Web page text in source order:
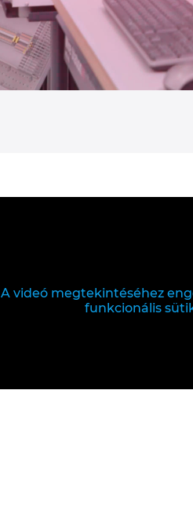
A videó megtekintéséhez
funkcionális